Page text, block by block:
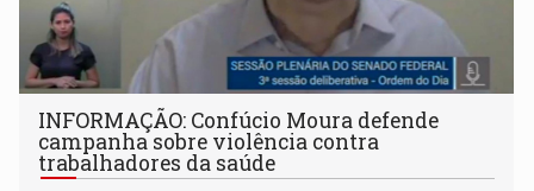
INFORMAÇÃO: Confúcio Moura defende
campanha sobre violência contra
trabalhadores da saúde